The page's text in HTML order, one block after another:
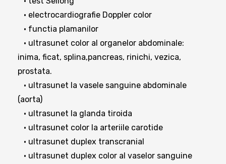
• electrocardiografie Doppler color
• functia plamanilor
• ultrasunet color al organelor abdominale:
inima, ficat, splina,pancreas, rinichi, vezica,
prostata.
• ultrasunet la vasele sanguine abdominale
(aorta)
• ultrasunet la glanda tiroida
• ultrasunet color la arteriile carotide
• ultrasunet duplex transcranial
• ultrasunet duplex color al vaselor sanguine